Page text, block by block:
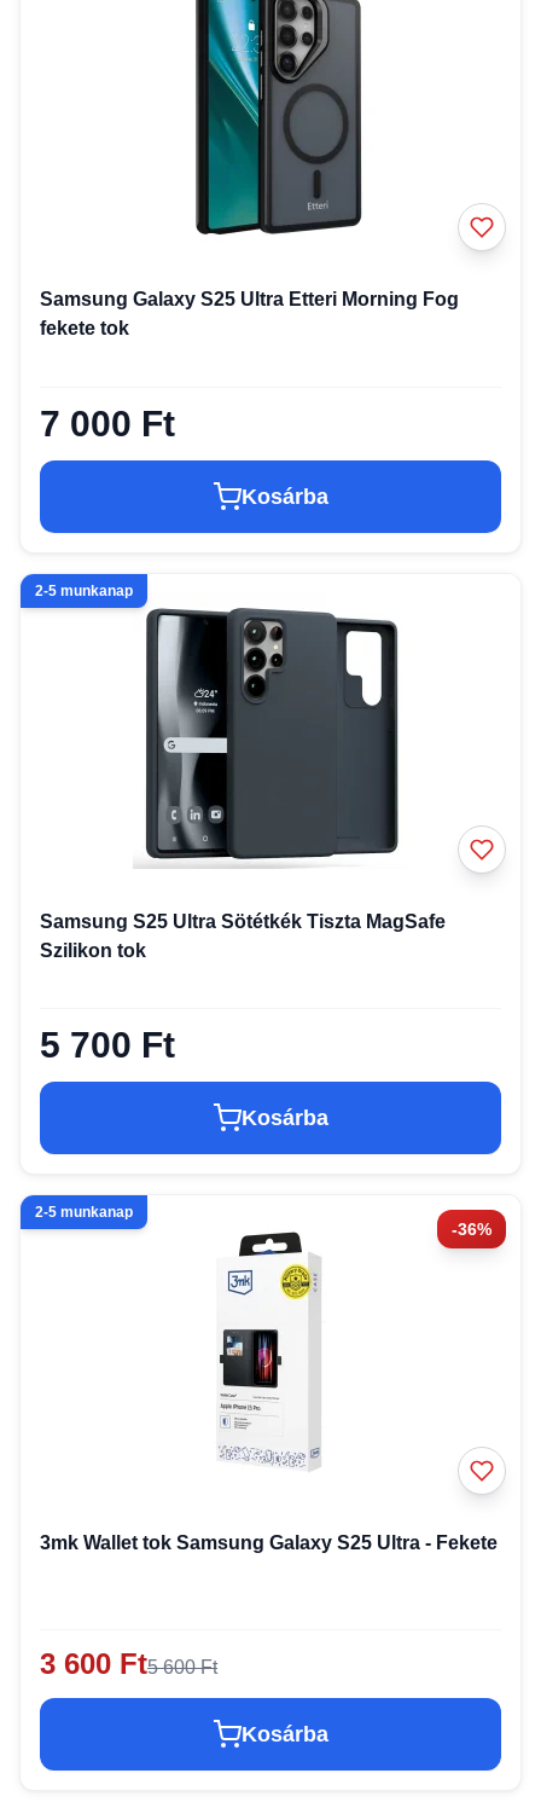
Samsung Galaxy S25 Ultra Etteri Morning Fog
fekete tok
7 000 Ft
Kosárba
2-5 munkanap
Samsung S25 Ultra Sötétkék Tiszta MagSafe
Szilikon tok
5 700 Ft
Kosárba
-36%
2-5 munkanap
3mk Wallet tok Samsung Galaxy S25 Ultra - Fekete
3 600 Ft5 600 Ft
Kosárba